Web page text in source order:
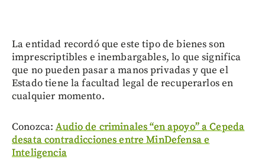
La entidad recordó que este tipo de bienes son
imprescriptibles e inembargables, lo que significa
que no pueden pasar a manos privadas y que el
Estado tiene la facultad legal de recuperarlos en
cualquier momento.
Conozca:Audio de criminales “en apoyo” a Cepeda
desata contradicciones entre MinDefensa e
Inteligencia